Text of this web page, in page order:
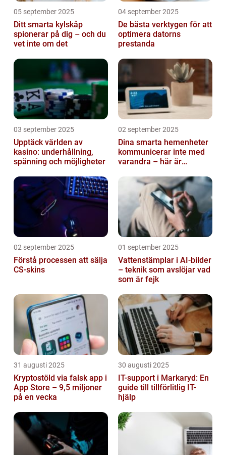
05 september 2025
Ditt smarta kylskåp
spionerar på dig – och du
vet inte om det
04 september 2025
De bästa verktygen för att
optimera datorns
prestanda
03 september 2025
Upptäck världen av
kasino: underhållning,
spänning och möjligheter
02 september 2025
Dina smarta hemenheter
kommunicerar inte med
varandra – här är
02 september 2025
Förstå processen att sälja
CS-skins
01 september 2025
Vattenstämplar i AI-bilder
– teknik som avslöjar vad
som är fejk
31 augusti 2025
Kryptostöld via falsk app i
App Store – 9,5 miljoner
på en vecka
30 augusti 2025
IT-support i Markaryd: En
guide till tillförlitlig IT-
hjälp